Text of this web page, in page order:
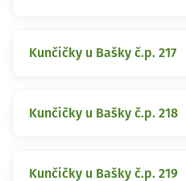
Kunčičky u Bašky č.p. 217
Kunčičky u Bašky č.p. 218
Kunčičky u Bašky č.p. 219